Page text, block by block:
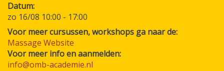
Datum
zo 16/08 10:00 - 17:00
Voor meer cursussen, workshops ga naar de:
Massage Website
Voor meer info en aanmelden:
info@omb-academie.nl